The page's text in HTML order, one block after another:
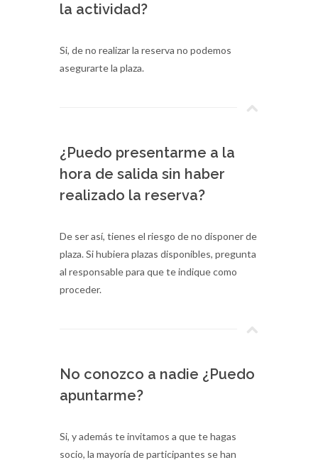
la actividad?
Si, de no realizar la reserva no podemos
asegurarte la plaza.
¿Puedo presentarme a la
hora de salida sin haber
realizado la reserva?
De ser así, tienes el riesgo de no disponer de
plaza. Si hubiera plazas disponibles, pregunta
al responsable para que te indique como
proceder.
No conozco a nadie ¿Puedo
apuntarme?
Si, y además te invitamos a que te hagas
socio, la mayoría de participantes se han